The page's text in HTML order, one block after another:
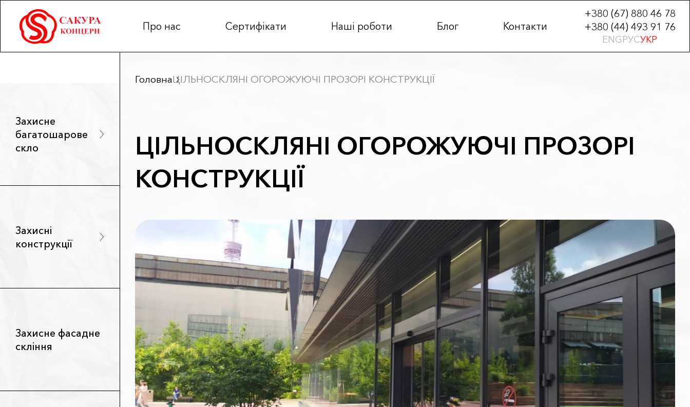
Про нас Сертифікати Наші роботи Блог Контакти
+380 (67) 880 46 78
+380 (44) 493 91 76
ENGРУСУКР
Захисне
багатошарове
скло
Захисні
конструкції
Захисне фасадне
скління
ГоловнаЦІЛЬНОСКЛЯНІ ОГОРОЖУЮЧІ ПРОЗОРІ КОНСТРУКЦІЇ
ЦІЛЬНОСКЛЯНІ ОГОРОЖУЮЧІ ПРОЗОРІ
КОНСТРУКЦІЇ